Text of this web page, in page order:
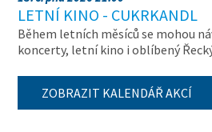
LETNÍ KINO - CUKRKANDL
Během letních měsíců se mohou
koncerty, letní kino i oblíbený
ZOBRAZIT KALENDÁŘ AKCÍ